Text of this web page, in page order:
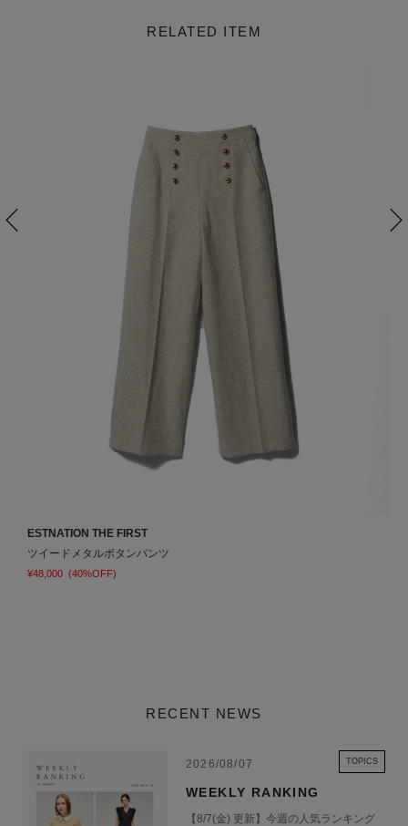
RELATED ITEM
ESTNATION THE FIRST
ツイードメタルボタンパンツ
¥48,000 (40%OFF)
RECENT NEWS
2026/08/07 TOPICS
WEEKLY RANKING
【8/7(金) 更新】今週の人気ランキング